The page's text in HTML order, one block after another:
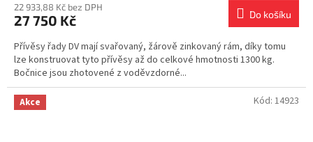
22 933,88 Kč bez DPH
27 750 Kč Do košíku
Přívěsy řady DV mají svařovaný, žárově zinkovaný rám, díky tomu
lze konstruovat tyto přívěsy až do celkové hmotnosti 1300 kg.
Bočnice jsou zhotovené z voděvzdorné...
Akce Kód: 14923